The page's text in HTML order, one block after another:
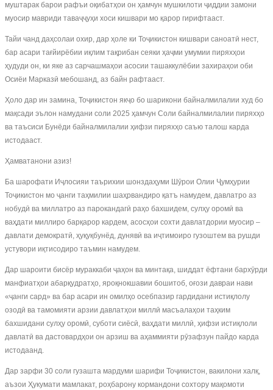
муштарак барои рафъи оқибатҳои он ҳамчун мушкилоти ҷиддии замони
муосир мавриди таваҷҷуҳи хоси кишвари мо қарор гирифтааст.
Тайи чанд даҳсолаи охир, дар ҳоле ки Тоҷикистон кишвари саноатӣ нест,
бар асари тағйирёбии иқлим тақрибан сеяки ҳаҷми умумии пиряхҳои
ҳудуди он, ки яке аз сарчашмаҳои асосии ташаккулёбии захираҳои оби
Осиёи Марказӣ мебошанд, аз байн рафтааст.
Ҳоло дар ин замина, Тоҷикистон якҷо бо шарикони байналмилалии худ бо
мақсади эълон намудани соли 2025 ҳамчун Соли байналмилалии пиряхҳо
ва таъсиси Бунёди байналмилалии ҳифзи пиряхҳо саъю талош карда
истодааст.
Ҳамватанони азиз!
Ба шарофати Иҷлосияи таърихии шонздаҳуми Шӯрои Олии Ҷумҳурии
Тоҷикистон мо ҷанги таҳмилии шаҳрвандиро қатъ намудем, давлатро аз
нобудӣ ва миллатро аз парокандагӣ раҳо бахшидем, сулҳу оромӣ ва
ваҳдати миллиро барқарор кардем, асосҳои сохти давлатдории муосир –
давлати демократӣ, ҳуқуқбунёд, дунявӣ ва иҷтимоиро гузоштем ва рушди
устувори иқтисодиро таъмин намудем.
Дар шароити бисёр мураккаби ҷаҳон ва минтақа, шиддат ёфтани бархӯрди
манфиатҳои абарқудратҳо, яроқнокшавии бошитоб, оғози давраи нави
«ҷанги сард» ва бар асари ин омилҳо осебпазир гардидани истиқлолу
озодӣ ва тамомияти арзии давлатҳои миллӣ масъалаҳои таҳким
бахшидани сулҳу оромӣ, суботи сиёсӣ, ваҳдати миллӣ, ҳифзи истиқлоли
давлатӣ ва дастовардҳои он арзиш ва аҳаммияти рӯзафзун пайдо карда
истодаанд.
Дар зарфи 30 соли гузашта мардуми шарифи Тоҷикистон, вакилони халқ,
аъзои Ҳукумати мамлакат, роҳбарону кормандони сохтору мақомоти